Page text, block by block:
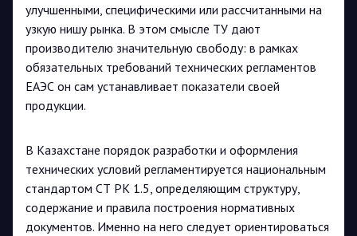
улучшенными, специфическими или рассчитанными на
узкую нишу рынка. В этом смысле ТУ дают
производителю значительную свободу: в рамках
обязательных требований технических регламентов
ЕАЭС он сам устанавливает показатели своей
продукции.
В Казахстане порядок разработки и оформления
технических условий регламентируется национальным
стандартом СТ РК 1.5, определяющим структуру,
содержание и правила построения нормативных
документов. Именно на него следует ориентироваться